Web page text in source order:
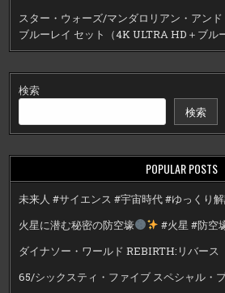
スター・ウォーズ/マンダロリアン・アン
ブルーレイ セット（4K ULTRA HD＋ブル
検索
検索
POPULAR POSTS
未来人 #サイエンス #宇宙時代 #ゆっくり
火星に潜む秘密の防空壕
#火星 #防空
ダイナソー・ワールド REBIRTH:リバース
65/シックスティ・ファイブ スペシャル・